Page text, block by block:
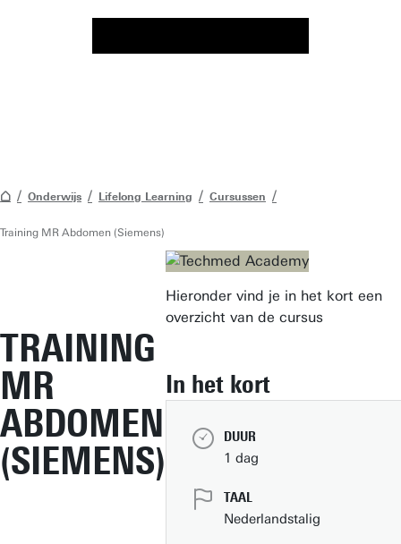
Onderwijs Lifelong Learning Cursussen
Training MR Abdomen (Siemens)
TRAINING
MR
ABDOMEN
(SIEMENS)
Hieronder vind je in het kort een
overzicht van de cursus
In het kort
DUUR
1 dag
TAAL
Nederlandstalig